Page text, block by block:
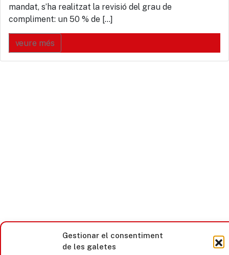
Gestionar el consentiment
de les galetes
mandat, s’ha realitzat la revisió del grau de
compliment: un 50 % de […]
veure més